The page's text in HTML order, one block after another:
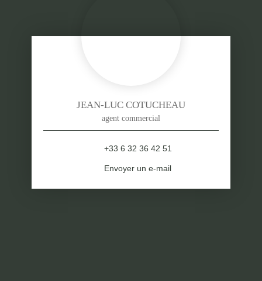
JEAN-LUC COTUCHEAU
agent commercial
+33 6 32 36 42 51
Envoyer un e-mail